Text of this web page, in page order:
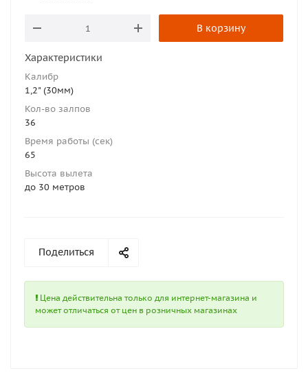
В корзину
Характеристики
Калибр
1,2" (30мм)
Кол-во залпов
36
Время работы (сек)
65
Высота вылета
до 30 метров
Поделиться
Цена действительна только для интернет-магазина и
может отличаться от цен в розничных магазинах